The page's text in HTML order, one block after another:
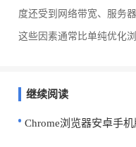
度还受到网络带宽、服务
这些因素通常比单纯优化
继续阅读
Chrome浏览器安卓手